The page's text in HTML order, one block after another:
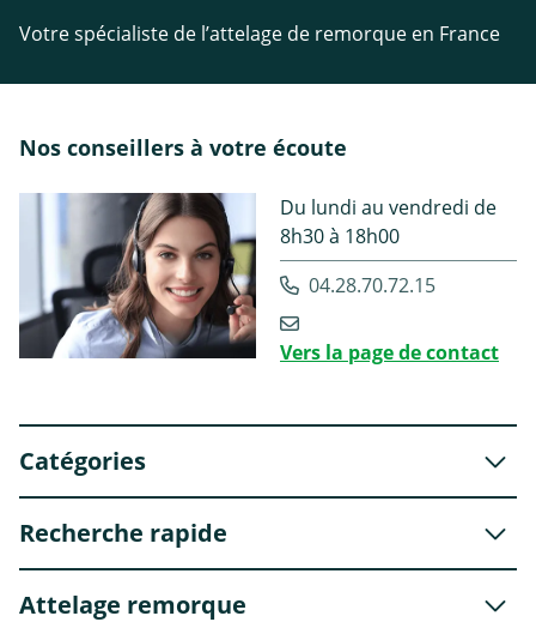
Votre spécialiste de l’attelage de remorque en France
Nos conseillers à votre écoute
Du lundi au vendredi de
8h30 à 18h00
04.28.70.72.15
Vers la page de contact
Catégories
Recherche rapide
Attelage remorque